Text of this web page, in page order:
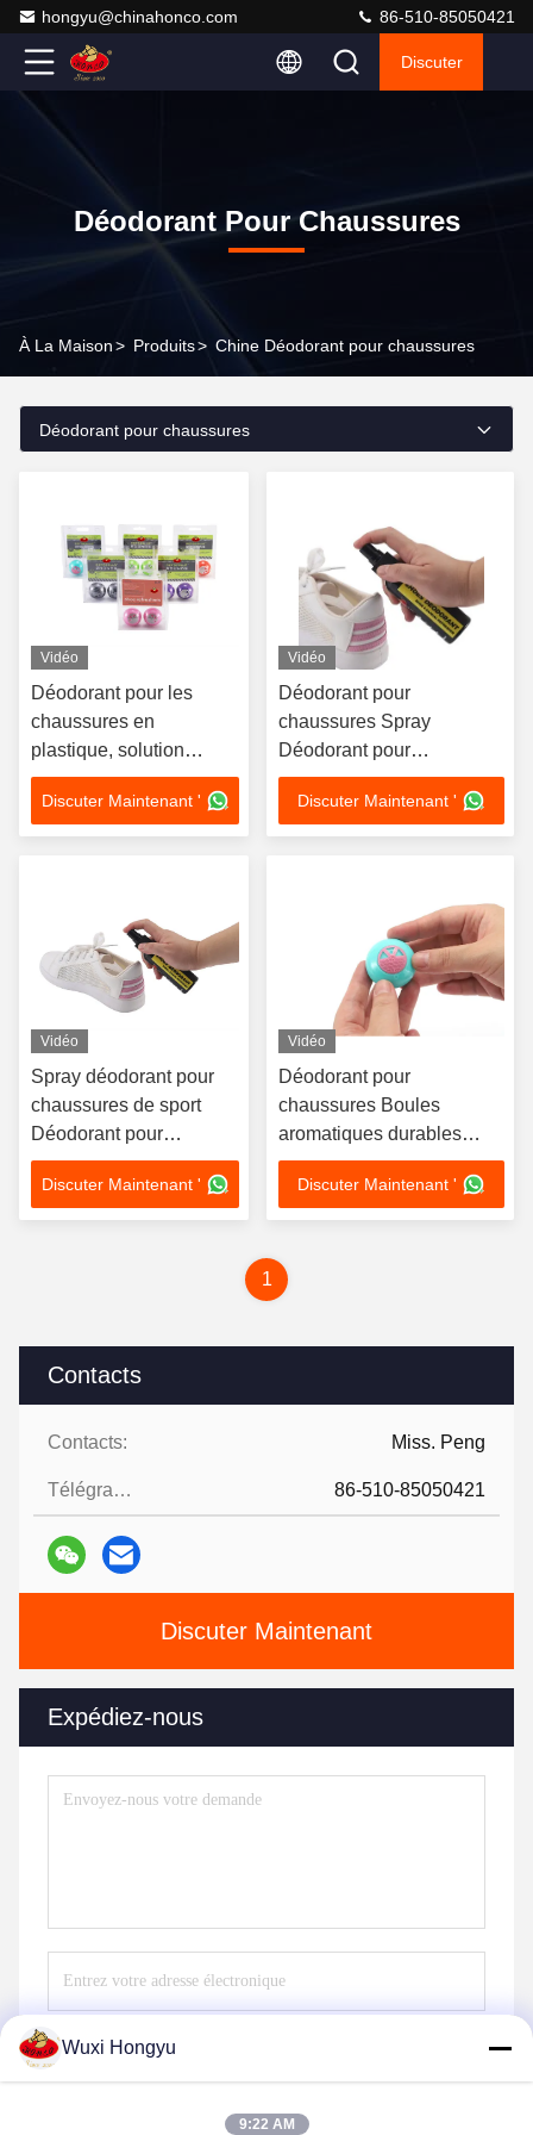
hongyu@chinahonco.com 86-510-85050421
Discuter
Déodorant Pour Chaussures
À La Maison> Produits> Chine Déodorant pour chaussures
Contacts
Contacts: Miss. Peng
Télégramme: 86-510-85050421
Discuter Maintenant
Expédiez-nous
Envoyer
Déodorant pour chaussures
Vidéo
Déodorant pour les
chaussures en
plastique, solution
ultime pour les
chaussures fraîches et
propres.
Discuter Maintenant '
Vidéo
Déodorant pour
chaussures Spray
Déodorant pour
chaussures 99% Activité
antibactérienne
Éliminateur d'odeur
Discuter Maintenant '
Vidéo
Spray déodorant pour
chaussures de sport
Déodorant pour
chaussures 99% Activité
antibactérienne Spray
éliminateur d'odeur
Discuter Maintenant '
Vidéo
Déodorant pour
chaussures Boules
aromatiques durables
Élimineur d'odeur de
chaussure Spray
Combattant rafraîchissant
Discuter Maintenant '
1
Wuxi Hongyu
9:22 AM